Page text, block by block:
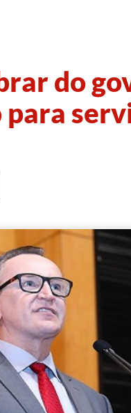
do
para